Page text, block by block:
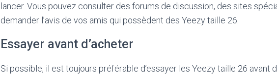
lancer. Vous pouvez consulter des forums de discussion, des sites
demander l’avis de vos amis qui possèdent des Yeezy taille 26.
Essayer avant d’acheter
Si possible, il est toujours préférable d’essayer les Yeezy taille 26 avant